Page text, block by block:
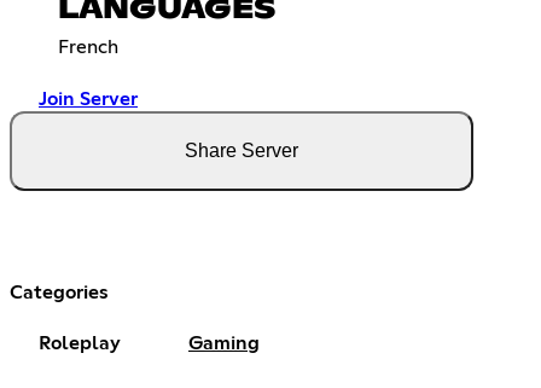
LANGUAGES
French
Join Server
Share Server
Categories
Roleplay Gaming